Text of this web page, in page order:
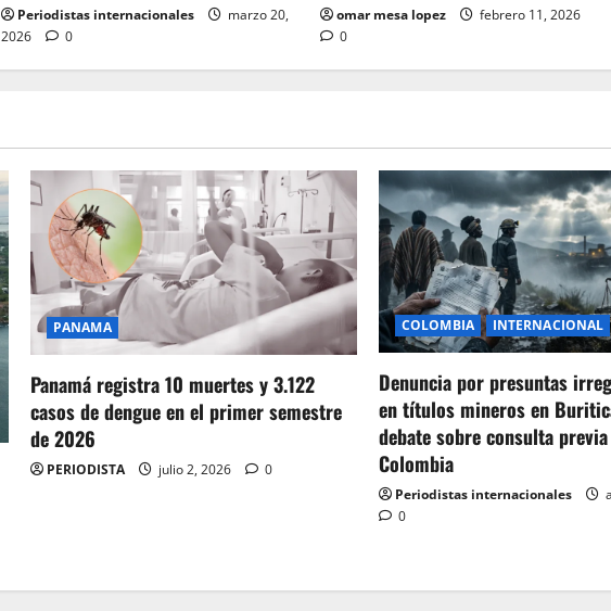
Periodistas internacionales
marzo 20,
2026
0
omar mesa lopez
febrero 11, 2026
0
PANAMA
Panamá registra 10 muertes y 3.122
casos de dengue en el primer semestre
de 2026
PERIODISTA julio 2, 2026 0
COLOMBIA INTERNACIONAL
Denuncia por presuntas
en títulos mineros en
debate sobre consulta
Colombia
Periodistas internacionales
0